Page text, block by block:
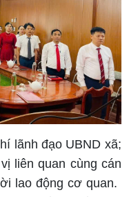
lãnh đạo UBND xã;
liên quan cùng cán
lao động cơ quan.